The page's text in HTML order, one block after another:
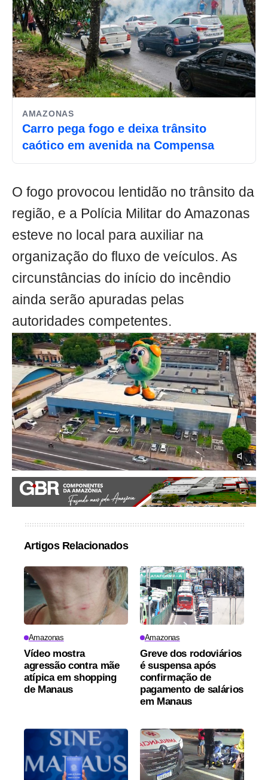
AMAZONAS
Carro pega fogo e deixa trânsito
caótico em avenida na Compensa
O fogo provocou lentidão no trânsito da
região, e a Polícia Militar do Amazonas
esteve no local para auxiliar na
organização do fluxo de veículos. As
circunstâncias do início do incêndio
ainda serão apuradas pelas
autoridades competentes.
Artigos Relacionados
Amazonas
Vídeo mostra
agressão contra mãe
atípica em shopping
de Manaus
Amazonas
Greve dos rodoviários
é suspensa após
confirmação de
pagamento de salários
em Manaus